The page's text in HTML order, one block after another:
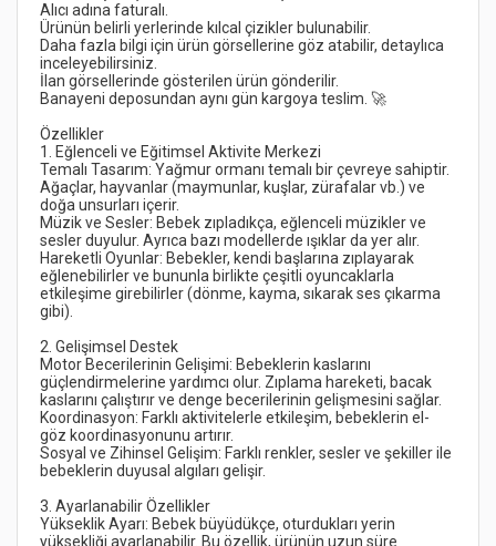
Daha fazla bilgi için ürün görsellerine göz atabilir, detaylıca
Temalı Tasarım: Yağmur ormanı temalı bir çevreye sahiptir.
Ağaçlar, hayvanlar (maymunlar, kuşlar, zürafalar vb.) ve
Müzik ve Sesler: Bebek zıpladıkça, eğlenceli müzikler ve
Hareketli Oyunlar: Bebekler, kendi başlarına zıplayarak
eğlenebilirler ve bununla birlikte çeşitli oyuncaklarla
etkileşime girebilirler (dönme, kayma, sıkarak ses çıkarma
Motor Becerilerinin Gelişimi: Bebeklerin kaslarını
güçlendirmelerine yardımcı olur. Zıplama hareketi, bacak
Koordinasyon: Farklı aktivitelerle etkileşim, bebeklerin el-
Sosyal ve Zihinsel Gelişim: Farklı renkler, sesler ve şekiller ile
Yükseklik Ayarı: Bebek büyüdükçe, oturdukları yerin
yüksekliği ayarlanabilir. Bu özellik, ürünün uzun süre